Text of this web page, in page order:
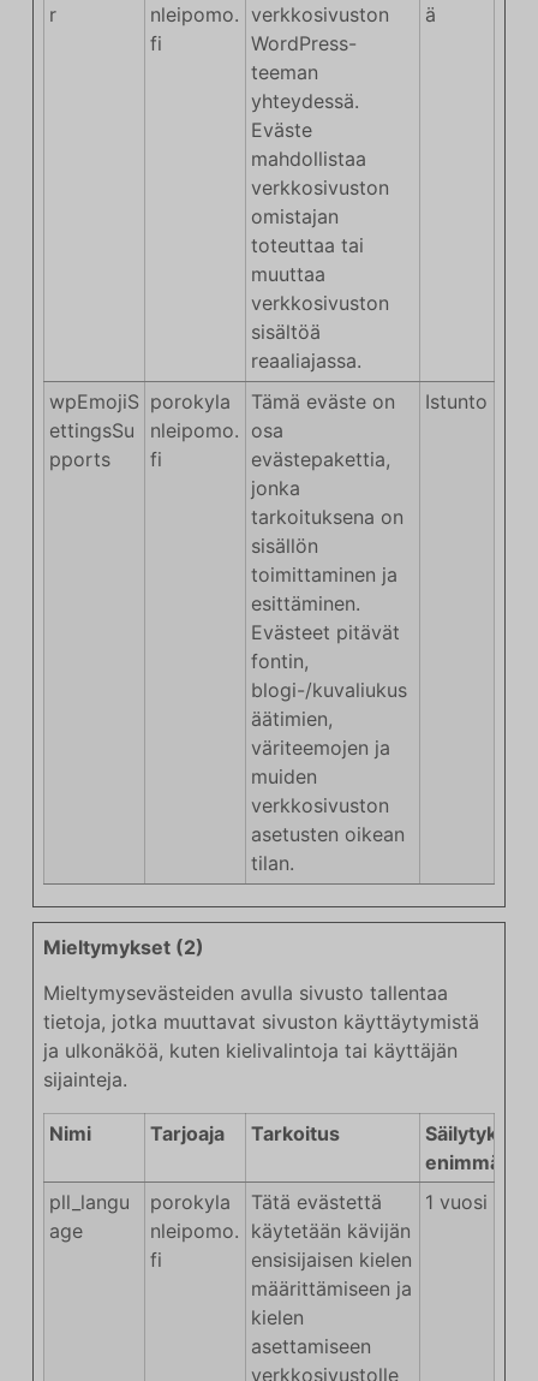
r
nleipomo.
fi
verkkosivuston
WordPress-
teeman
yhteydessä.
Eväste
mahdollistaa
verkkosivuston
omistajan
toteuttaa tai
muuttaa
verkkosivuston
sisältöä
reaaliajassa.
ä
wpEmojiS
ettingsSu
pports
porokyla
nleipomo.
fi
Tämä eväste on
osa
evästepakettia,
jonka
tarkoituksena on
sisällön
toimittaminen ja
esittäminen.
Evästeet pitävät
fontin,
blogi-/kuvaliukus
äätimien,
väriteemojen ja
muiden
verkkosivuston
asetusten oikean
tilan.
Istunto
Mieltymykset (2)
Mieltymysevästeiden avulla sivusto tallentaa
tietoja, jotka muuttavat sivuston käyttäytymistä
ja ulkonäköä, kuten kielivalintoja tai käyttäjän
sijainteja.
Nimi Tarjoaja Tarkoitus
Säilytyksen
pll_langu
age
porokyla
nleipomo.
fi
Tätä evästettä
käytetään kävijän
ensisijaisen kielen
määrittämiseen ja
kielen
asettamiseen
verkkosivustolle
1 vuosi